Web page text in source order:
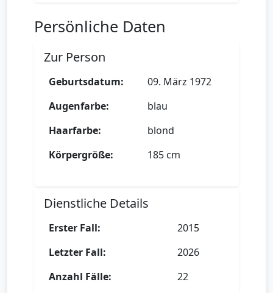
Persönliche Daten
Zur Person
Geburtsdatum:
09. März 1972
Augenfarbe:
blau
Haarfarbe:
blond
Körpergröße:
185 cm
Dienstliche Details
Erster Fall:
2015
Letzter Fall:
2026
Anzahl Fälle:
22